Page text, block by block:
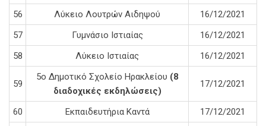
56
Λύκειο Λουτρών Αιδηψού
16/12/2021
57
Γυμνάσιο Ιστιαίας
16/12/2021
58
Λύκειο Ιστιαίας 16/12/2021
59
5ο Δημοτικό Σχολείο Ηρακλείου (8
διαδοχικές εκδηλώσεις)
17/12/2021
60 Εκπαιδευτήρια Καντά
17/12/2021